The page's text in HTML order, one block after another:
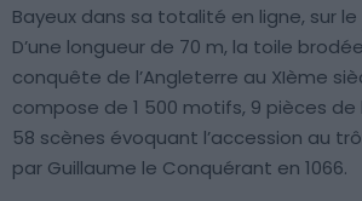
Bayeux dans sa totalité en ligne, sur le
D’une longueur de 70 m, la toile
conquête de l’Angleterre au XIème
compose de 1 500 motifs, 9 pièces de
58 scènes évoquant l’accession au
par Guillaume le Conquérant en 1066.